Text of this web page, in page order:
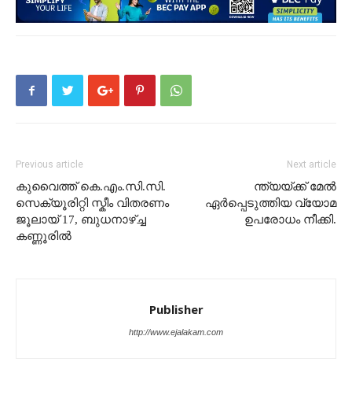
Previous article
കുവൈത്ത് കെ.എം.സി.സി.
സെക്യൂരിറ്റി സ്കീം വിതരണം
ജൂലായ് 17, ബുധനാഴ്ച്ച
കണ്ണൂരിൽ
Next article
ന്ത്യയ്ക്ക് മേൽ
ഏര്‍പ്പെടുത്തിയ വ്യോമ
ഉപരോധം നീക്കി.
Publisher
http://www.ejalakam.com